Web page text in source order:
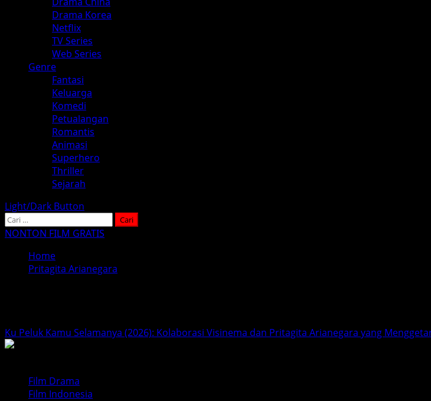
Drama Korea
Netflix
TV Series
Web Series
Genre
Fantasi
Keluarga
Komedi
Petualangan
Romantis
Animasi
Superhero
Thriller
Sejarah
Light/Dark Button
Cari
untuk:
NONTON FILM GRATIS
Home
Pritagita Arianegara
Ku Peluk Kamu Selamanya (2026): Kolaborasi Visinema dan Pritagita Arianegara yang
Film Drama
Film Indonesia